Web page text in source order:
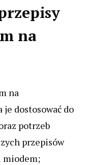
na
na
dostosować do
potrzeb
przepisów
miodem;